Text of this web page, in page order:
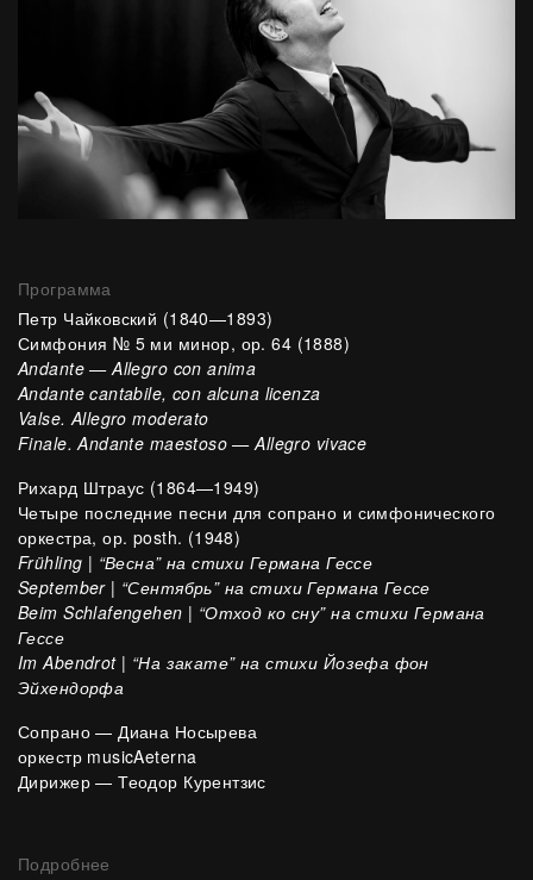
Программа
Петр Чайковский (1840—1893)
Симфония № 5 ми минор, ор. 64 (1888)
Andante — Allegro con anima
Andante cantabile, con alcuna licenza
Valse. Allegro moderato
Finale. Andante maestoso — Allegro vivace
Рихард Штраус (1864—1949)
Четыре последние песни для сопрано и симфонического
оркестра, ор. posth. (1948)
Frühling | “Весна” на стихи Германа Гессе
September | “Сентябрь” на стихи Германа Гессе
Beim Schlafengehen | “Отход ко сну” на стихи Германа
Гессе
Im Abendrot | “На закате” на стихи Йозефа фон
Эйхендорфа
Сопрано — Диана Носырева
оркестр musicAeterna
Дирижер — Теодор Курентзис
Подробнее